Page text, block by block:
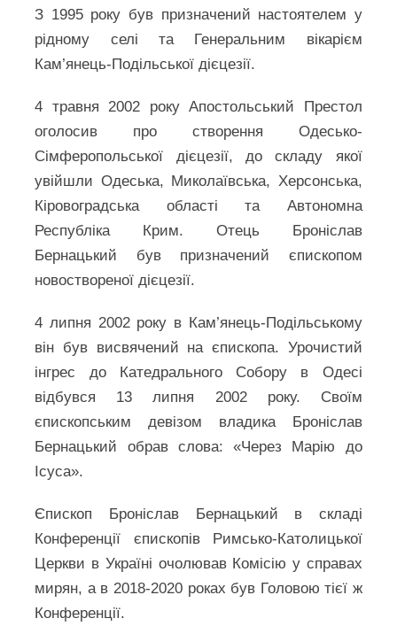
З 1995 року був призначений настоятелем у
рідному селі та Генеральним вікарієм
Кам’янець-Подільської дієцезії.
4 травня 2002 року Апостольський Престол
оголосив про створення Одесько-
Сімферопольської дієцезії, до складу якої
увійшли Одеська, Миколаївська, Херсонська,
Кіровоградська області та Автономна
Республіка Крим. Отець Броніслав
Бернацький був призначений єпископом
новоствореної дієцезії.
4 липня 2002 року в Кам’янець-Подільському
він був висвячений на єпископа. Урочистий
інгрес до Катедрального Собору в Одесі
відбувся 13 липня 2002 року. Своїм
єпископським девізом владика Броніслав
Бернацький обрав слова: «Через Марію до
Ісуса».
Єпископ Броніслав Бернацький в складі
Конференції єпископів Римсько-Католицької
Церкви в Україні очолював Комісію у справах
мирян, а в 2018-2020 роках був Головою тієї ж
Конференції.